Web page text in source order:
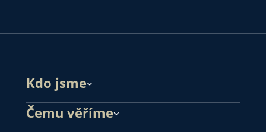
Kdo jsme
Čemu věříme